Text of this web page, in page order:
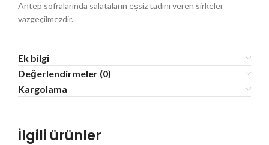
Antep sofralarında salataların eşsiz tadını veren sirkeler
vazgeçilmezdir.
Ek bilgi
Değerlendirmeler (0)
Kargolama
İlgili ürünler